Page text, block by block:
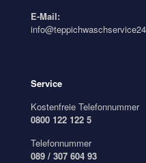
E-Mail:
Service
Kostenfreie Telefonnummer
0800 122 122 5
Telefonnummer
089 / 307 604 93